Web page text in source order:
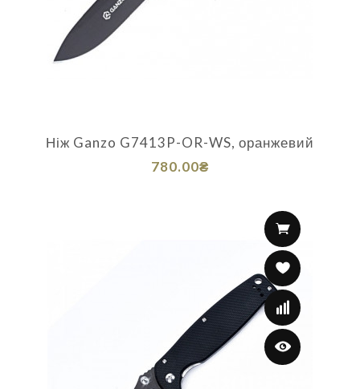
Ніж Ganzo G7413P-OR-WS, оранжевий
780.00₴